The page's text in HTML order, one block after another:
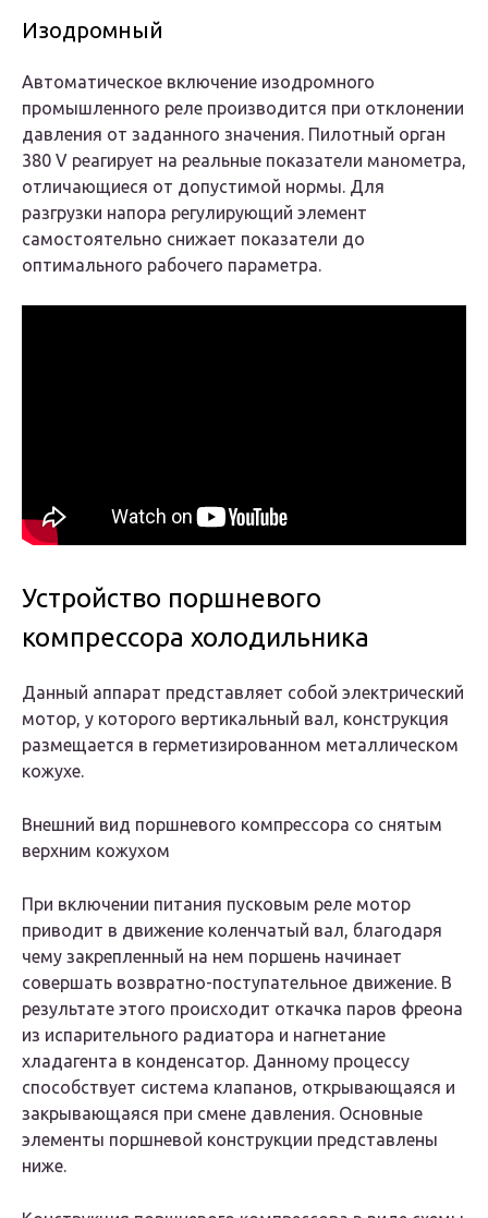
Изодромный
Автоматическое включение изодромного
промышленного реле производится при отклонении
давления от заданного значения. Пилотный орган
380 V реагирует на реальные показатели манометра,
отличающиеся от допустимой нормы. Для
разгрузки напора регулирующий элемент
самостоятельно снижает показатели до
оптимального рабочего параметра.
Устройство поршневого
компрессора холодильника
Данный аппарат представляет собой электрический
мотор, у которого вертикальный вал, конструкция
размещается в герметизированном металлическом
кожухе.
Внешний вид поршневого компрессора со снятым
верхним кожухом
При включении питания пусковым реле мотор
приводит в движение коленчатый вал, благодаря
чему закрепленный на нем поршень начинает
совершать возвратно-поступательное движение. В
результате этого происходит откачка паров фреона
из испарительного радиатора и нагнетание
хладагента в конденсатор. Данному процессу
способствует система клапанов, открывающаяся и
закрывающаяся при смене давления. Основные
элементы поршневой конструкции представлены
ниже.